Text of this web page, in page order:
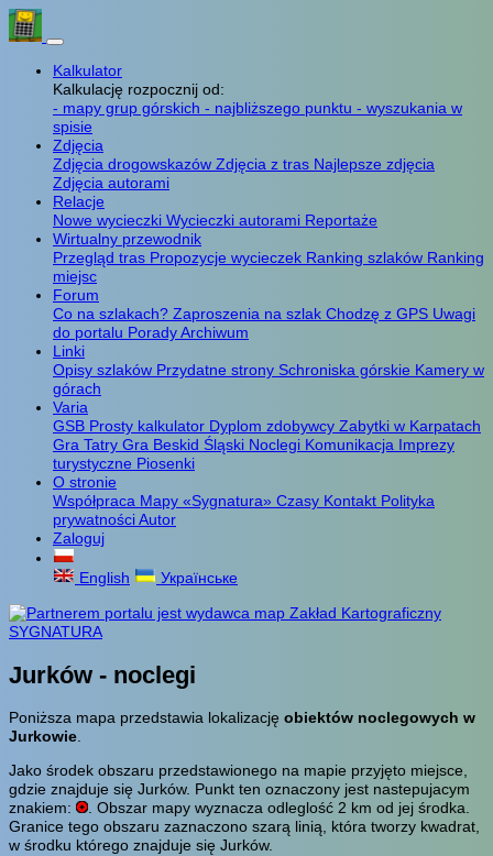
Kalkulator
Kalkulację rozpocznij od:
- mapy grup górskich - najbliższego punktu - wyszukania w
spisie
Zdjęcia
Zdjęcia drogowskazów Zdjęcia z tras Najlepsze zdjęcia
Zdjęcia autorami
Relacje
Nowe wycieczki Wycieczki autorami Reportaże
Wirtualny przewodnik
Przegląd tras Propozycje wycieczek Ranking szlaków Ranking
miejsc
Forum
Co na szlakach? Zaproszenia na szlak Chodzę z GPS Uwagi
do portalu PoradyArchiwum
Linki
Opisy szlaków Przydatne strony Schroniska górskie Kamery w
górach
Varia
GSB Prosty kalkulator Dyplom zdobywcy Zabytki w Karpatach
Gra Tatry Gra Beskid Śląski Noclegi Komunikacja Imprezy
turystyczne Piosenki
O stronie
Współpraca Mapy «Sygnatura» Czasy Kontakt Polityka
prywatnościAutor
Zaloguj
English Українське
Jurków - noclegi
Poniższa mapa przedstawia lokalizację obiektów noclegowych w
Jurkowie
Jako środek obszaru przedstawionego na mapie przyjęto miejsce,
gdzie znajduje się Jurków. Punkt ten oznaczony jest nastepujacym
znakiem:
. Obszar mapy wyznacza odleglość 2 km od jej środka.
Granice tego obszaru zaznaczono szarą linią, która tworzy kwadrat,
w środku którego znajduje się Jurków.